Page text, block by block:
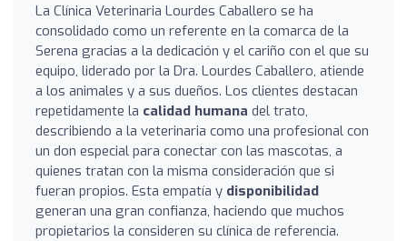
La Clínica Veterinaria Lourdes Caballero se ha
consolidado como un referente en la comarca de la
Serena gracias a la dedicación y el cariño con el que su
equipo, liderado por la Dra. Lourdes Caballero, atiende
a los animales y a sus dueños. Los clientes destacan
repetidamente la calidad humana del trato,
describiendo a la veterinaria como una profesional con
un don especial para conectar con las mascotas, a
quienes tratan con la misma consideración que si
fueran propios. Esta empatía y disponibilidad
generan una gran confianza, haciendo que muchos
propietarios la consideren su clínica de referencia.